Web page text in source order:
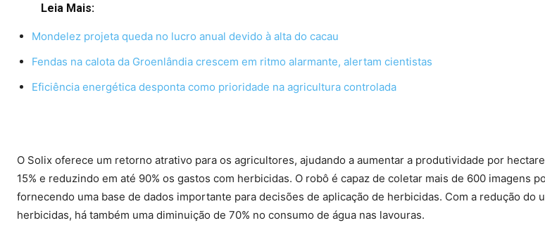
Leia Mais:
Mondelez projeta queda no lucro anual devido à alta do cacau
Fendas na calota da Groenlândia crescem em ritmo alarmante, alertam cientistas
Eficiência energética desponta como prioridade na agricultura controlada
O Solix oferece um retorno atrativo para os agricultores, ajudando a aumentar a produtividade por hectare
15% e reduzindo em até 90% os gastos com herbicidas. O robô é capaz de coletar mais de 600 imagens
fornecendo uma base de dados importante para decisões de aplicação de herbicidas. Com a redução do
herbicidas, há também uma diminuição de 70% no consumo de água nas lavouras.